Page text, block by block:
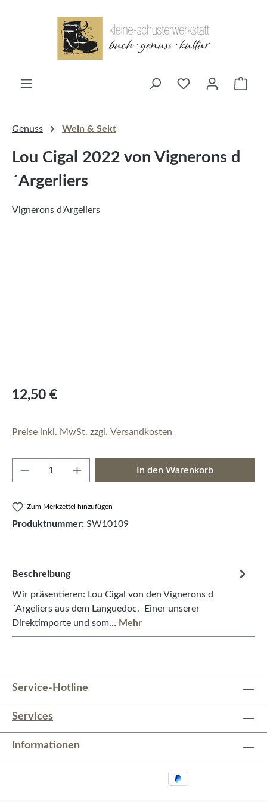
Genuss Wein & Sekt
Lou Cigal 2022 von Vignerons d
´Argerliers
Vignerons d'Argeliers
12,50 €
Preise inkl. MwSt. zzgl. Versandkosten
Produkt Anzahl: Gib den gewünschten
In den Warenkorb
Zum Merkzettel hinzufügen
Produktnummer: SW10109
Beschreibung
Wir präsentieren: Lou Cigal von den Vignerons d
´Argeliers aus dem Languedoc. Einer unserer
Direktimporte und som… Mehr
Service-Hotline
Services
Informationen